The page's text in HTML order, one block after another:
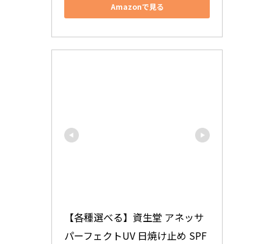
Amazonで見る
【各種選べる】資生堂 アネッサ
パーフェクトUV 日焼け止め SPF